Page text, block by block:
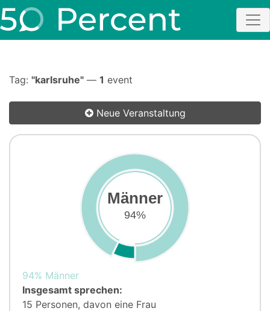
Tag: "karlsruhe" — 1 event
Neue Veranstaltung
Männer
94%
94% Männer
Insgesamt sprechen:
15 Personen, davon eine Frau